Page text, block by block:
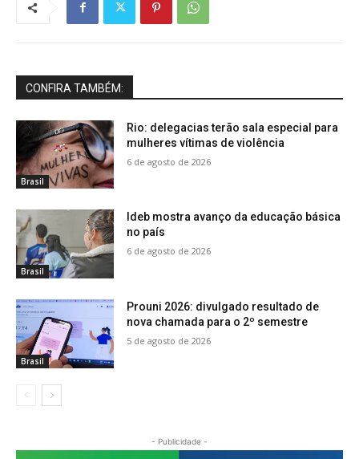
CONFIRA TAMBÉM:
Brasil
Rio: delegacias terão sala especial para
mulheres vítimas de violência
6 de agosto de 2026
Brasil
Ideb mostra avanço da educação básica
no país
6 de agosto de 2026
Brasil
Prouni 2026: divulgado resultado de
nova chamada para o 2º semestre
5 de agosto de 2026
- Publicidade -